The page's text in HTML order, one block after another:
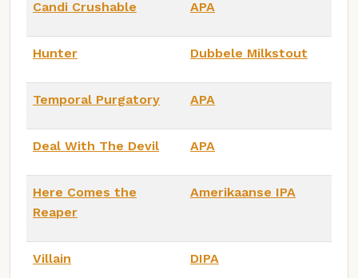
Candi Crushable APA
Hunter Dubbele Milkstout
Temporal Purgatory APA
Deal With The Devil APA
Here Comes the
Reaper
Amerikaanse IPA
Villain DIPA